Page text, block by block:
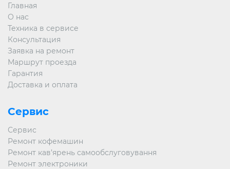
Главная
О нас
Техника в сервисе
Консультация
Заявка на ремонт
Маршрут проезда
Гарантия
Доставка и оплата
Сервис
Сервис
Ремонт кофемашин
Ремонт кав’ярень самообслуговування
Ремонт электроники